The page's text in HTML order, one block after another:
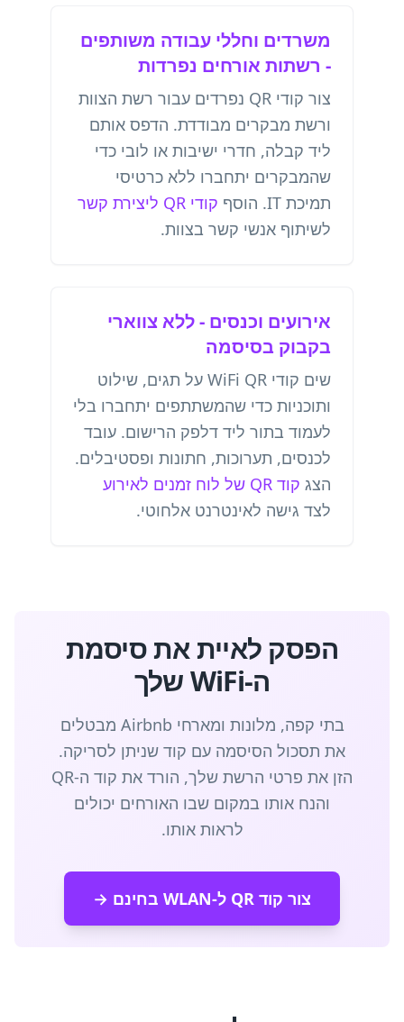
משרדים וחללי עבודה משותפים
- רשתות אורחים נפרדות
צור קודי QR נפרדים עבור רשת הצוות
ורשת מבקרים מבודדת. הדפס אותם
ליד קבלה, חדרי ישיבות או לובי כדי
שהמבקרים יתחברו ללא כרטיסי
תמיכת IT. הוסף
קודי QR ליצירת קשר
לשיתוף אנשי קשר בצוות.
אירועים וכנסים - ללא צווארי
בקבוק בסיסמה
שים קודי WiFi QR על תגים, שילוט
ותוכניות כדי שהמשתתפים יתחברו בלי
לעמוד בתור ליד דלפק הרישום. עובד
לכנסים, תערוכות, חתונות ופסטיבלים.
הצג קוד QR של לוח זמנים לאירוע
לצד גישה לאינטרנט אלחוטי.
הפסק לאיית את סיסמת
ה-WiFi שלך
בתי קפה, מלונות ומארחי Airbnb מבטלים
את תסכול הסיסמה עם קוד שניתן לסריקה.
הזן את פרטי הרשת שלך, הורד את קוד ה-QR
והנח אותו במקום שבו האורחים יכולים
לראות אותו.
צור קוד QR ל-WLAN בחינם →